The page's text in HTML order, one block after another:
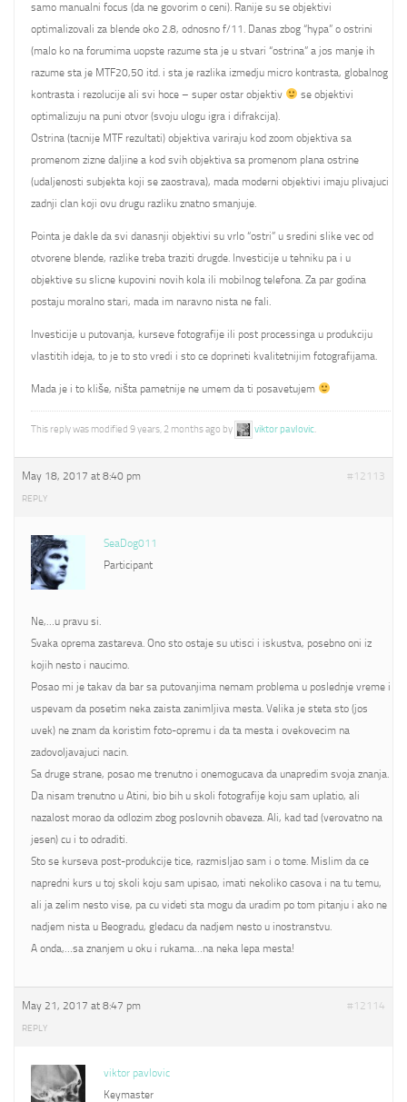
samo manualni focus (da ne govorim o ceni). Ranije su se objektivi
optimalizovali za blende oko 2.8, odnosno f/11. Danas zbog “hypa” o ostrini
(malo ko na forumima uopste razume sta je u stvari “ostrina” a jos manje ih
razume sta je MTF20,50 itd. i sta je razlika izmedju micro kontrasta, globalnog
kontrasta i rezolucije ali svi hoce – super ostar objektiv
se objektivi
optimalizuju na puni otvor (svoju ulogu igra i difrakcija).
Ostrina (tacnije MTF rezultati) objektiva variraju kod zoom objektiva sa
promenom zizne daljine a kod svih objektiva sa promenom plana ostrine
(udaljenosti subjekta koji se zaostrava), mada moderni objektivi imaju plivajuci
zadnji clan koji ovu drugu razliku znatno smanjuje.
Pointa je dakle da svi danasnji objektivi su vrlo “ostri” u sredini slike vec od
otvorene blende, razlike treba traziti drugde. Investicije u tehniku pa i u
objektive su slicne kupovini novih kola ili mobilnog telefona. Za par godina
postaju moralno stari, mada im naravno nista ne fali.
Investicije u putovanja, kurseve fotografije ili post processinga u produkciju
vlastitih ideja, to je to sto vredi i sto ce doprineti kvalitetnijim fotografijama.
Mada je i to kliše, ništa pametnije ne umem da ti posavetujem
This reply was modified 9 years, 2 months ago by viktor pavlovic.
May 18, 2017 at 8:40 pm #12113
REPLY
SeaDog011
Participant
Ne,…u pravu si.
Svaka oprema zastareva. Ono sto ostaje su utisci i iskustva, posebno oni iz
kojih nesto i naucimo.
Posao mi je takav da bar sa putovanjima nemam problema u poslednje vreme i
uspevam da posetim neka zaista zanimljiva mesta. Velika je steta sto (jos
uvek) ne znam da koristim foto-opremu i da ta mesta i ovekovecim na
zadovoljavajuci nacin.
Sa druge strane, posao me trenutno i onemogucava da unapredim svoja znanja.
Da nisam trenutno u Atini, bio bih u skoli fotografije koju sam uplatio, ali
nazalost morao da odlozim zbog poslovnih obaveza. Ali, kad tad (verovatno na
jesen) cu i to odraditi.
Sto se kurseva post-produkcije tice, razmisljao sam i o tome. Mislim da ce
napredni kurs u toj skoli koju sam upisao, imati nekoliko casova i na tu temu,
ali ja zelim nesto vise, pa cu videti sta mogu da uradim po tom pitanju i ako ne
nadjem nista u Beogradu, gledacu da nadjem nesto u inostranstvu.
A onda,…sa znanjem u oku i rukama…na neka lepa mesta!
May 21, 2017 at 8:47 pm #12114
REPLY
viktor pavlovic
Keymaster